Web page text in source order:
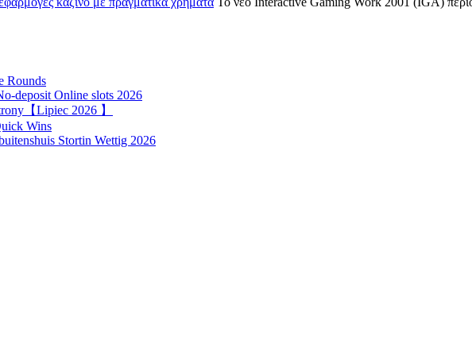
Rounds
deposit Online slots 2026
【Lipiec 2026 】
Wins
Stortin Wettig 2026